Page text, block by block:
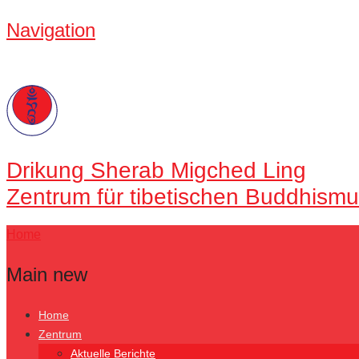
Navigation
Drikung Sherab Migched Ling
Zentrum für tibetischen
Home
Main new
Home
Zentrum
Aktuelle Berichte